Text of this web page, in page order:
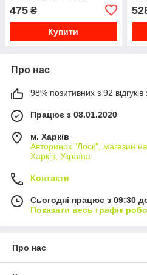
475 ₴
Купити
Про нас
98% позитивних з 92 відгуків
Працює з 08.01.2020
м. Харків
Авторинок "Лоск", магазин
Харків, Україна
Контакти
Сьогодні працює з 09:30
Показати весь графік
Про нас